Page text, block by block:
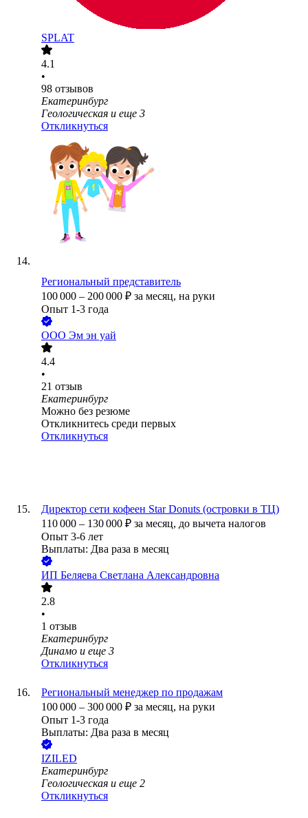
SPLAT
4.1
•
98 отзывов
Екатеринбург
Геологическая и еще 3
Откликнуться
Региональный представитель
100 000 – 200 000 ₽ за месяц, на руки
Опыт 1-3 года
ООО Эм эн уай
4.4
•
21 отзыв
Екатеринбург
Можно без резюме
Откликнитесь среди первых
Откликнуться
Директор сети кофеен Star Donuts (островки в ТЦ)
110 000 – 130 000 ₽ за месяц, до вычета налогов
Опыт 3-6 лет
Выплаты: Два раза в месяц
ИП Беляева Светлана Александровна
2.8
•
1 отзыв
Екатеринбург
Динамо и еще 3
Откликнуться
Региональный менеджер по продажам
100 000 – 300 000 ₽ за месяц, на руки
Опыт 1-3 года
Выплаты: Два раза в месяц
IZILED
Екатеринбург
Геологическая и еще 2
Откликнуться